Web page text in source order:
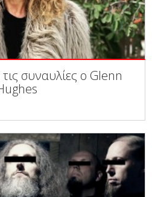
συναυλίες ο Glenn